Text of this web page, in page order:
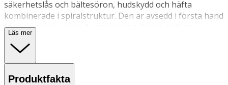
säkerhetslås och bältesöron, hudskydd och häfta
kombinerade i spiralstruktur. Den är avsedd i första hand
för urostomiopererade personer och kan endast
användas till Assura 2-dels påse, Assura Plus 2-dels påse
och Assura Plus 2-dels påse med Hide–away utlopp. Kan
bäras med bälte.
Läs mer
Produktfakta